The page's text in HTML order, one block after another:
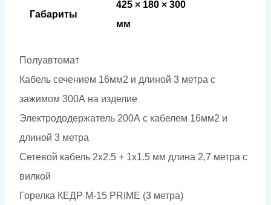
Габариты
425 × 180 × 300
мм
Полуавтомат
Кабель сечением 16мм2 и длиной 3 метра с
зажимом 300А на изделие
Электрододержатель 200А с кабелем 16мм2 и
длиной 3 метра
Сетевой кабель 2х2.5 + 1х1.5 мм длина 2,7 метра с
вилкой
Горелка КЕДР M-15 PRIME (3 метра)